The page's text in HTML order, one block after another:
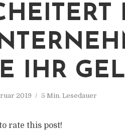
IHR
2019 5 Min. Lesedauer
rate this post!